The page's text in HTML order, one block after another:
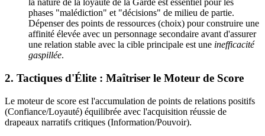
la nature de la loyauté de la Garde est essentiel pour les
phases "malédiction" et "décisions" de milieu de partie.
Dépenser des points de ressources (choix) pour construire une
affinité élevée avec un personnage secondaire avant d'assurer
une relation stable avec la cible principale est une inefficacité
gaspillée.
2. Tactiques d'Élite : Maîtriser le Moteur de Score
Le moteur de score est l'accumulation de points de relations positifs
(Confiance/Loyauté) équilibrée avec l'acquisition réussie de
drapeaux narratifs critiques (Information/Pouvoir).